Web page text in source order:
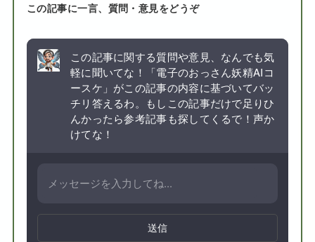
この記事に一言、質問・意見をどうぞ
この記事に関する質問や意見、なんでも気
軽に聞いてな！「電子のおっさん妖精AIコ
ースケ」がこの記事の内容に基づいてバッ
チリ答えるわ。もしこの記事だけで足りひ
んかったら参考記事も探してくるで！声か
けてな！
送信